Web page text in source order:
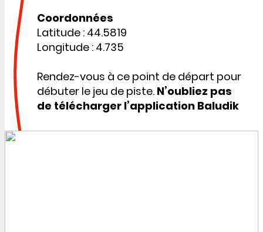
Coordonnées
Latitude : 44.5819
Longitude : 4.735
Rendez-vous à ce point de départ pour
débuter le jeu de piste. N’oubliez pas
de télécharger l’application Baludik